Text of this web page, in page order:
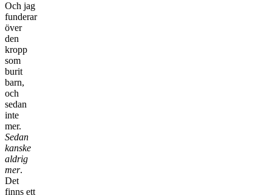
Och jag
funderar
över
den
kropp
som
burit
barn,
och
sedan
inte
mer.
Sedan
kanske
aldrig
mer.
Det
finns ett